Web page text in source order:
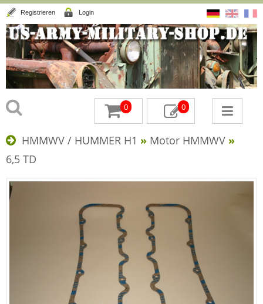
Registrieren Login
0 0
HMMWV / HUMMER H1 » Motor HMMWV »
6,5 TD